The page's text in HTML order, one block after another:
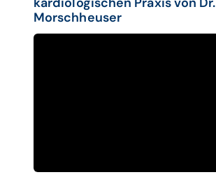
Morschheuser